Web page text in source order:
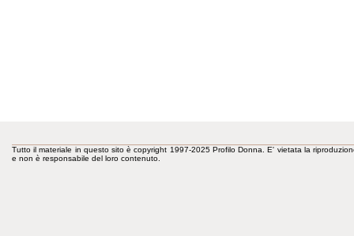
Tutto il materiale in questo sito è copyright 1997-2025 Profilo Donna. E' vietata la
e non è responsabile del loro contenuto.